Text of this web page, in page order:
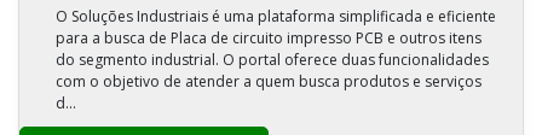
O Soluções Industriais é uma plataforma simplificada e eficiente
para a busca de Placa de circuito impresso PCB e outros itens
do segmento industrial. O portal oferece duas funcionalidades
com o objetivo de atender a quem busca produtos e serviços
d...